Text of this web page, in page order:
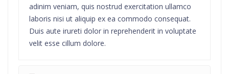
adinim veniam, quis nostrud exercitation ullamco
laboris nisi ut aliquip ex ea commodo consequat.
Duis aute irureti dolor in reprehenderit in voluptate
velit esse cillum dolore.